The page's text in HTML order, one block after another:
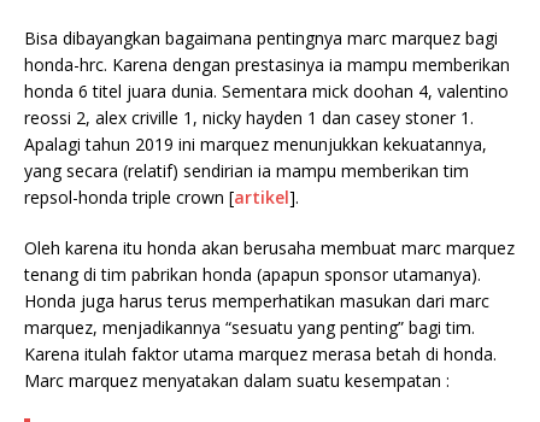
Bisa dibayangkan bagaimana pentingnya marc marquez bagi
honda-hrc. Karena dengan prestasinya ia mampu memberikan
honda 6 titel juara dunia. Sementara mick doohan 4, valentino
reossi 2, alex criville 1, nicky hayden 1 dan casey stoner 1.
Apalagi tahun 2019 ini marquez menunjukkan kekuatannya,
yang secara (relatif) sendirian ia mampu memberikan tim
repsol-honda triple crown [artikel].
Oleh karena itu honda akan berusaha membuat marc marquez
tenang di tim pabrikan honda (apapun sponsor utamanya).
Honda juga harus terus memperhatikan masukan dari marc
marquez, menjadikannya “sesuatu yang penting” bagi tim.
Karena itulah faktor utama marquez merasa betah di honda.
Marc marquez menyatakan dalam suatu kesempatan :